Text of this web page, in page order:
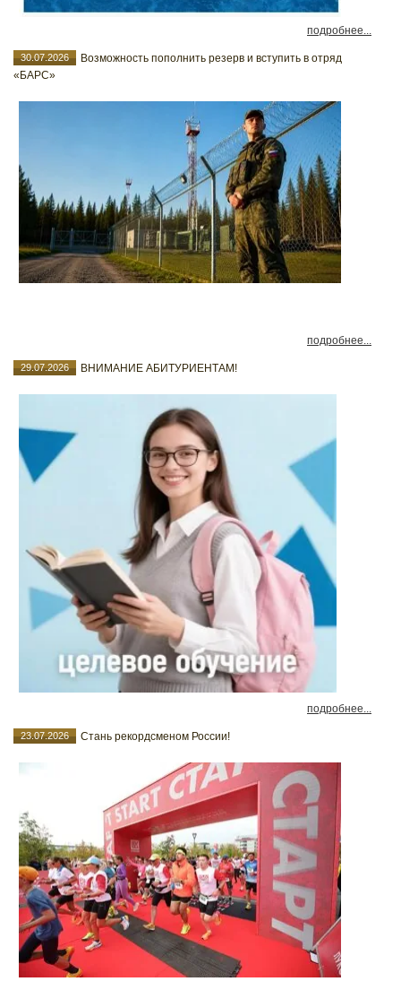
подробнее...
30.07.2026
Возможность пополнить резерв и вступить в отряд
«БАРС»
подробнее...
29.07.2026 ВНИМАНИЕ АБИТУРИЕНТАМ!
подробнее...
23.07.2026 Стань рекордсменом России!